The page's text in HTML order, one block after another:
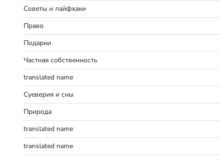
Советы и лайфхаки
Право
Подарки
Частная собственность
translated name
Суеверия и сны
Природа
translated name
translated name